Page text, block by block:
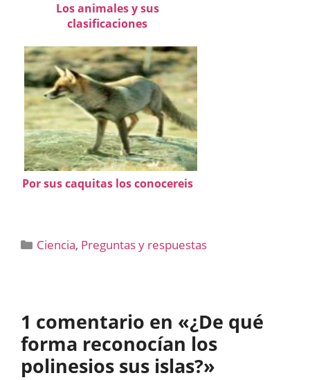
Los animales y sus
clasificaciones
Por sus caquitas los conocereis
Categorías
Ciencia, Preguntas y respuestas
1 comentario en «¿De qué
forma reconocían los
polinesios sus islas?»